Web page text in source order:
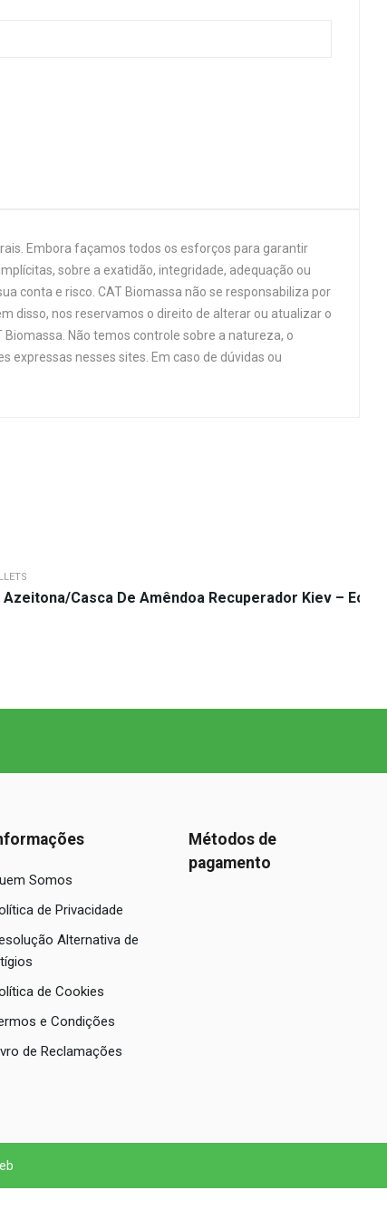
Embora façamos todos os esforços para garantir
sobre a exatidão, integridade, adequação ou
conta e risco. CAT Biomassa não se responsabiliza por
disso, nos reservamos o direito de alterar ou atualizar o
Não temos controle sobre a natureza, o
expressas nesses sites. Em caso de dúvidas ou
Casca De Amêndoa Recuperador Kiev –
Somos
de Privacidade
Alternativa de
de Cookies
e Condições
de Reclamações
Métodos de
pagamento